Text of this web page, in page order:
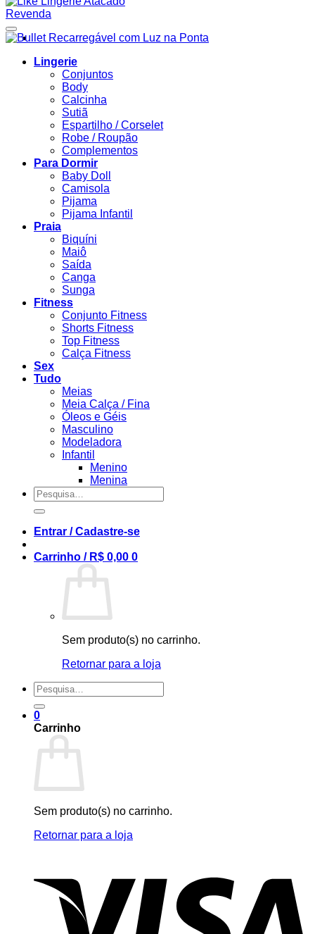
Lingerie
Conjuntos
Body
Calcinha
Sutiã
Espartilho / Corselet
Robe / Roupão
Complementos
Para Dormir
Baby Doll
Camisola
Pijama
Pijama Infantil
Praia
Biquíni
Maiô
Saída
Canga
Sunga
Fitness
Conjunto Fitness
Shorts Fitness
Top Fitness
Calça Fitness
Sex
Tudo
Meias
Meia Calça / Fina
Óleos e Géis
Masculino
Modeladora
Infantil
Menino
Menina
Pesquisar
por:
Entrar / Cadastre-se
Carrinho / R$ 0,00 0
Sem produto(s) no carrinho.
Retornar para a loja
Pesquisar
por:
0
Carrinho
Sem produto(s) no carrinho.
Retornar para a loja
Adicionar à lista de desejos